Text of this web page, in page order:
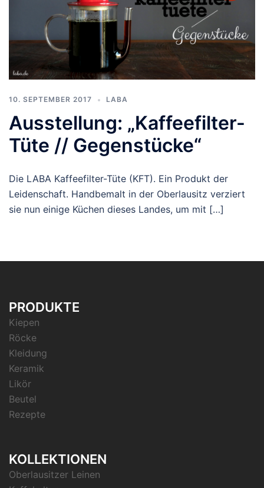
10. SEPTEMBER 2017 LABA
Ausstellung: „Kaffeefilter-
Tüte // Gegenstücke“
Die LABA Kaffeefilter-Tüte (KFT). Ein Produkt der
Leidenschaft. Handbemalt in der Oberlausitz verziert
sie nun einige Küchen dieses Landes, um mit […]
PRODUKTE
Kiepen
Röcke
Kleidung
Keramik
Likör
Beutel
Rezepte
KOLLEKTIONEN
Oberlausitzer Leinen